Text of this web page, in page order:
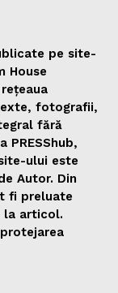
pe site-
House
fotografii,
fără
ului este
Autor. Din
fi preluate
la articol.